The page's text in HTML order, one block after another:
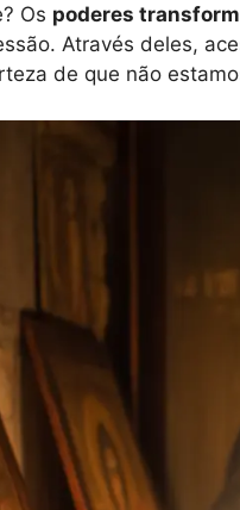
Os poderes
Através deles,
de que não